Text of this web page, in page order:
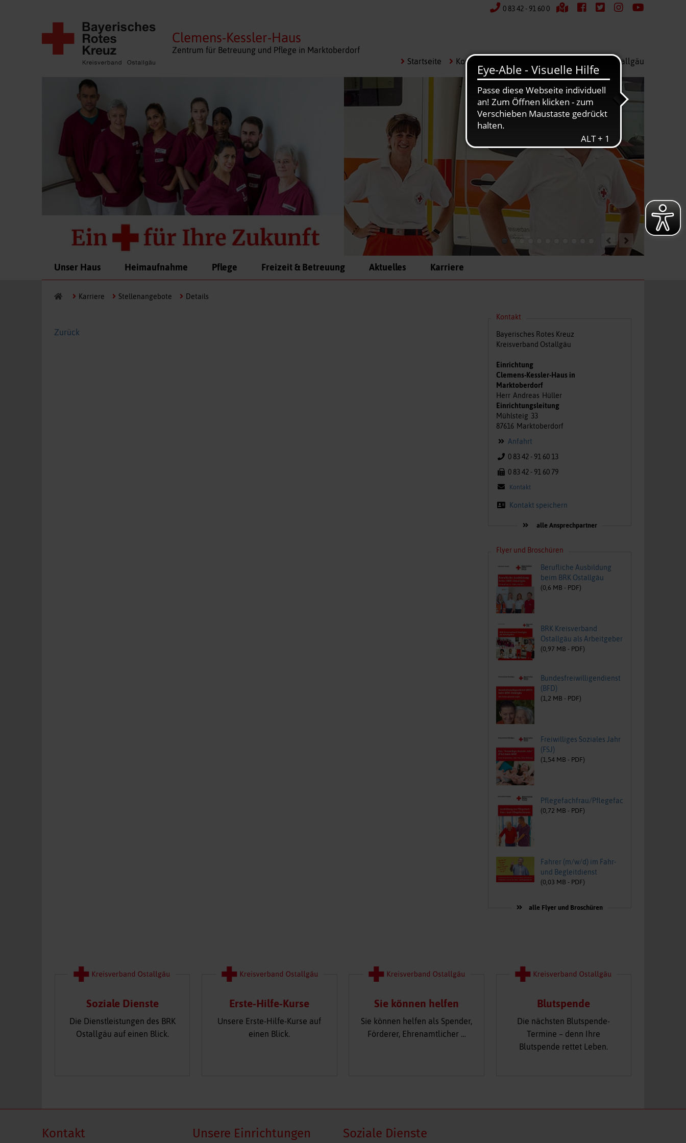
0 83 42 - 91 60 0
Clemens-Kessler-Haus
Zentrum für Betreuung und Pflege in Marktoberdorf
Startseite Kontakt Kreisverband Ostallgäu
1011
Unser Haus Heimaufnahme Pflege Freizeit & Betreuung Aktuelles Karriere
Karriere Stellenangebote Details
Zurück
Kontakt
Bayerisches Rotes Kreuz
Kreisverband Ostallgäu
Einrichtung
Clemens-Kessler-Haus in
Marktoberdorf
Herr Andreas Hüller
Einrichtungsleitung
Mühlsteig 33
87616 Marktoberdorf
Anfahrt
0 83 42 - 91 60 13
0 83 42 - 91 60 79
Kontakt
Kontakt speichern
alle Ansprechpartner
Flyer und Broschüren
Berufliche Ausbildung
beim BRK Ostallgäu
(0,6 MB - PDF)
BRK Kreisverband
Ostallgäu als Arbeitgeber
(0,97 MB - PDF)
Bundesfreiwilligendienst
(BFD)
(1,2 MB - PDF)
Freiwilliges Soziales Jahr
(FSJ)
(1,54 MB - PDF)
Pflegefachfrau/Pflegefachmann
(0,72 MB - PDF)
Fahrer (m/w/d) im Fahr-
und Begleitdienst
(0,03 MB - PDF)
alle Flyer und Broschüren
Soziale Dienste
Die Dienstleistungen des BRK
Ostallgäu auf einen Blick.
Erste-Hilfe-Kurse
Unsere Erste-Hilfe-Kurse auf
einen Blick.
Sie können helfen
Sie können helfen als Spender,
Förderer, Ehrenamtlicher …
Blutspende
Die nächsten Blutspende-
Termine – denn Ihre
Blutspende rettet Leben.
Kontakt Unsere Einrichtungen Soziale Dienste